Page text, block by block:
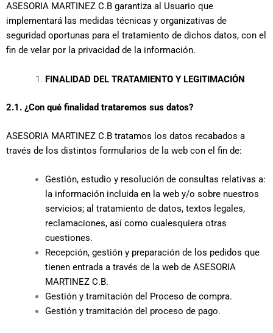
ASESORIA MARTINEZ C.B garantiza al Usuario que
implementará las medidas técnicas y organizativas de
seguridad oportunas para el tratamiento de dichos datos, con el
fin de velar por la privacidad de la información.
FINALIDAD DEL TRATAMIENTO Y LEGITIMACIÓN
2.1. ¿Con qué finalidad trataremos sus datos?
ASESORIA MARTINEZ C.B tratamos los datos recabados a
través de los distintos formularios de la web con el fin de:
Gestión, estudio y resolución de consultas relativas a:
la información incluida en la web y/o sobre nuestros
servicios; al tratamiento de datos, textos legales,
reclamaciones, así como cualesquiera otras
cuestiones.
Recepción, gestión y preparación de los pedidos que
tienen entrada a través de la web de ASESORIA
MARTINEZ C.B.
Gestión y tramitación del Proceso de compra.
Gestión y tramitación del proceso de pago.